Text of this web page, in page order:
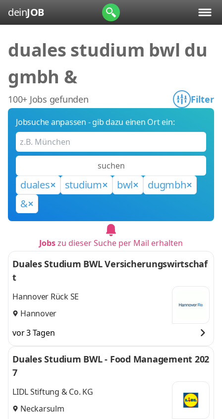
deinJOB
duales studium bwl du
gmbh &
100+ Jobs gefunden Filter
Jobsuche anpassen - gib dazu einen Ort ein:
suchen
duales studium bwl
dugmbh
&
Jobszu dieser Suche per Mail erhalten
Duales Studium BWL Versicherungswirtschaf
t
Hannover Rück SE
Hannover
vor 3 Tagen
Duales Studium BWL - Food Management 202
7
LIDL Stiftung & Co. KG
Neckarsulm